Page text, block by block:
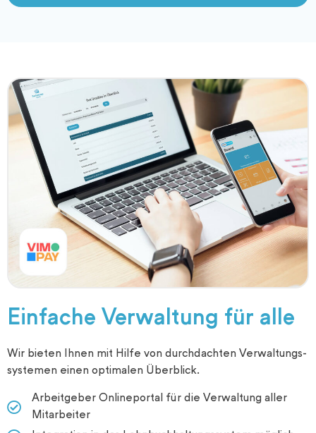
Einfache Verwaltung für alle
Wir bieten Ihnen mit Hilfe von durchdachten Verwaltungs­
systemen einen optimalen Überblick.
Arbeitgeber Onlineportal für die Verwaltung aller
Mitarbeiter